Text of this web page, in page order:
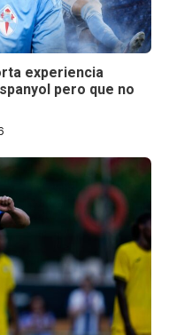
experiencia
pero que no